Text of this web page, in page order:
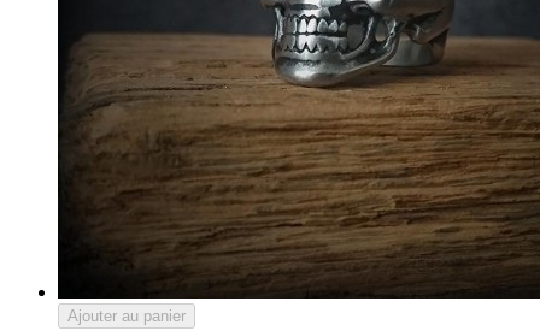
Ajouter au panier